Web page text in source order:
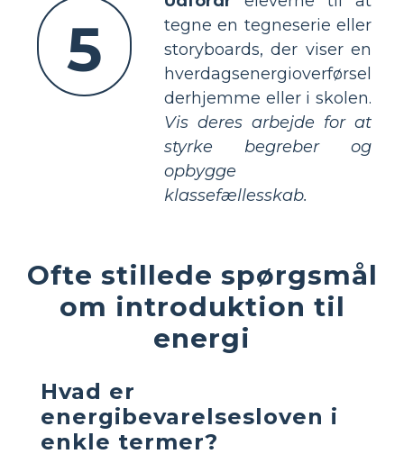
5
tegne en tegneserie eller
storyboards, der viser en
hverdagsenergioverførsel
derhjemme eller i skolen.
Vis deres arbejde for at
styrke begreber og
opbygge
klassefællesskab.
Ofte stillede spørgsmål
om introduktion til
energi
Hvad er
energibevarelsesloven i
enkle termer?